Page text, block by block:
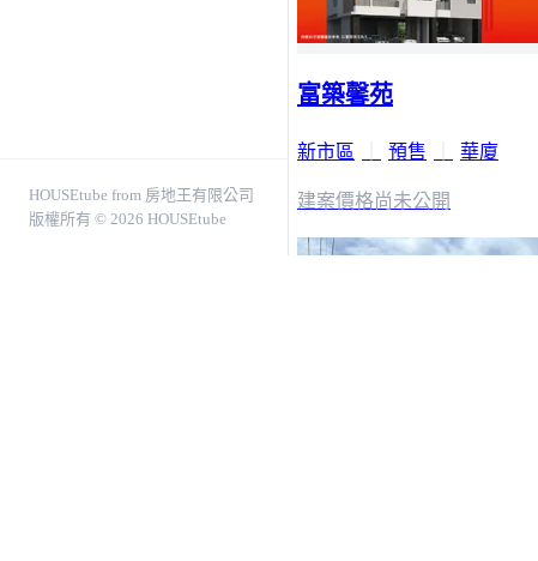
HOUSEtube from 房地王有限公司
版權所有 © 2026 HOUSEtube
富築馨苑
新市區 預售 華廈
建案價格尚未公開